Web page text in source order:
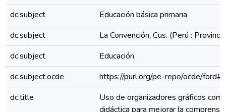
dc.subject
Educación básica primaria
dc.subject
La Convención, Cus. (Perú :
dc.subject
Educación
dc.subject.ocde
https://purl.org/pe-repo/ocde/
dc.title
Uso de organizadores gráficos
didáctica para mejorar la